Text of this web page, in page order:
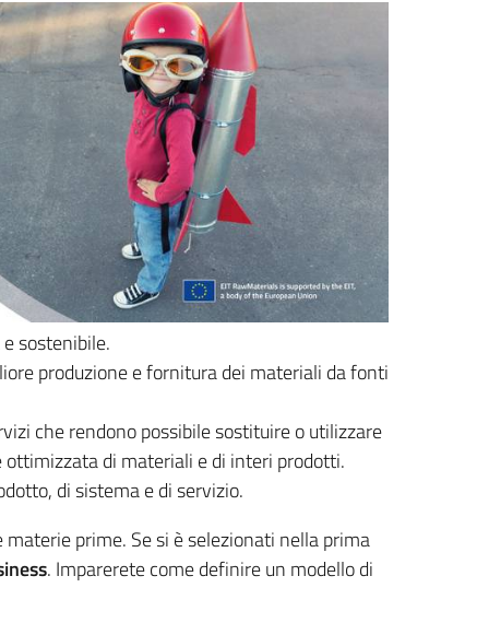
sostenibile.
produzione e fornitura dei materiali da fonti
che rendono possibile sostituire o utilizzare
di materiali e di interi prodotti.
di sistema e di servizio.
prime. Se si è selezionati nella prima
. Imparerete come definire un modello di